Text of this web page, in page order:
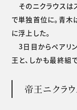
そのニクラウスは
で単独首位に。青
に浮上した。
3日目からペアリ
王と、しかも最終組
帝王ニクラ